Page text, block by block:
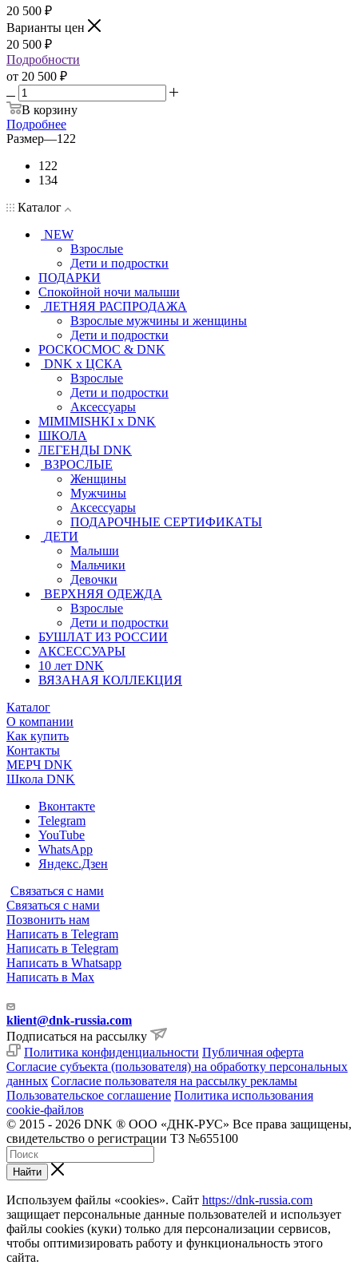
20 500 ₽
Варианты цен
20 500 ₽
Подробности
от 20 500 ₽
В корзину
Подробнее
Размер—122
122
134
Каталог
NEW
Взрослые
Дети и подростки
ПОДАРКИ
Спокойной ночи малыши
ЛЕТНЯЯ РАСПРОДАЖА
Взрослые мужчины и женщины
Дети и подростки
РОСКОСМОС & DNK
DNK x ЦСКА
Взрослые
Дети и подростки
Аксессуары
MIMIMISHKI x DNK
ШКОЛА
ЛЕГЕНДЫ DNK
ВЗРОСЛЫЕ
Женщины
Мужчины
Аксессуары
ПОДАРОЧНЫЕ СЕРТИФИКАТЫ
ДЕТИ
Малыши
Мальчики
Девочки
ВЕРХНЯЯ ОДЕЖДА
Взрослые
Дети и подростки
БУШЛАТ ИЗ РОССИИ
АКСЕССУАРЫ
10 лет DNK
ВЯЗАНАЯ КОЛЛЕКЦИЯ
Каталог
О компании
Как купить
Контакты
МЕРЧ DNK
Школа DNK
Вконтакте
Telegram
YouTube
WhatsApp
Яндекс.Дзен
Связаться с нами
Связаться с нами
Позвонить нам
Написать в Telegram
Написать в Telegram
Написать в Whatsapp
Написать в Max
klient@dnk-russia.com
Подписаться на рассылку
Политика конфиденциальности Публичная оферта
Согласие субъекта (пользователя) на обработку персональных
данных Согласие пользователя на рассылку рекламы
Пользовательское соглашение Политика использования
cookie-файлов
© 2015 - 2026 DNK ® ООО «ДНК-РУС» Все права защищены,
свидетельство о регистрации ТЗ №655100
Найти
Используем файлы «cookies». Сайт https://dnk-russia.com
защищает персональные данные пользователей и использует
файлы cookies (куки) только для персонализации сервисов,
чтобы оптимизировать работу и функциональность этого
сайта.